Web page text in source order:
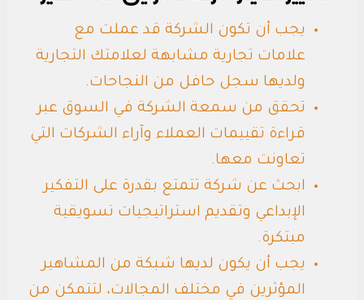
يجب أن تكون الشركة قد عملت مع
علامات تجارية مشابهة لعلامتك التجارية
ولديها سجل حافل من النجاحات.
تحقق من سمعة الشركة في السوق عبر
قراءة تقييمات العملاء وآراء الشركات التي
تعاونت معها.
ابحث عن شركة تتمتع بقدرة على التفكير
الإبداعي وتقديم استراتيجيات تسويقية
مبتكرة.
يجب أن يكون لديها شبكة من المشاهير
المؤثرين في مختلف المجالات، لتتمكن من